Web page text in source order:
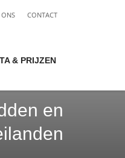
CONTACT
& PRIJZEN
en